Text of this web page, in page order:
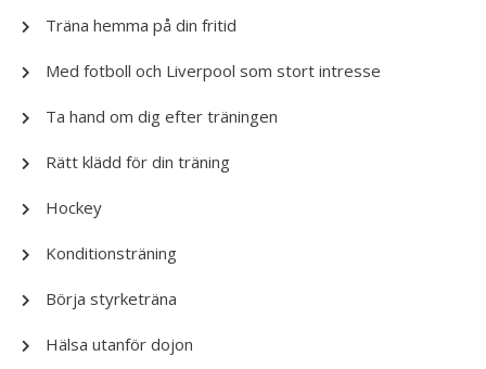
Träna hemma på din fritid
Med fotboll och Liverpool som stort intresse
Ta hand om dig efter träningen
Rätt klädd för din träning
Hockey
Konditionsträning
Börja styrketräna
Hälsa utanför dojon